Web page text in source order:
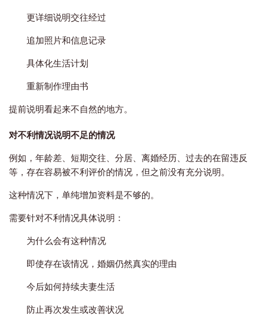
更详细说明交往经过
追加照片和信息记录
具体化生活计划
重新制作理由书
提前说明看起来不自然的地方。
对不利情况说明不足的情况
例如，年龄差、短期交往、分居、离婚经历、过去的在留违反
等，存在容易被不利评价的情况，但之前没有充分说明。
这种情况下，单纯增加资料是不够的。
需要针对不利情况具体说明：
为什么会有这种情况
即使存在该情况，婚姻仍然真实的理由
今后如何持续夫妻生活
防止再次发生或改善状况